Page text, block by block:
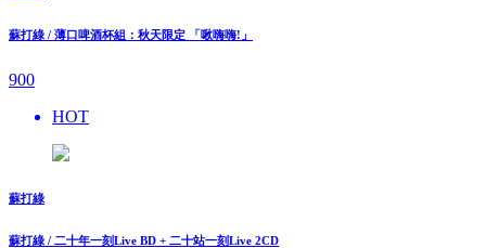
蘇打綠 / 薄口啤酒杯組：秋天限定 「啾嗨嗨!」
900
HOT
蘇打綠
蘇打綠 / 二十年一刻Live BD + 二十站一刻Live 2CD